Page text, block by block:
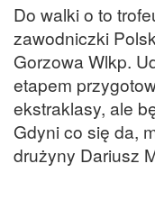
Do walki o to
zawodniczki
Gorzowa Wlkp.
etapem
ekstraklasy, ale
Gdyni co się da,
drużyny Dariusz